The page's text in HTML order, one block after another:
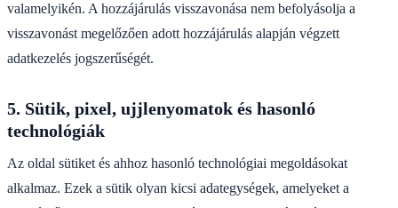
valamelyikén. A hozzájárulás visszavonása nem befolyásolja a
visszavonást megelőzően adott hozzájárulás alapján végzett
adatkezelés jogszerűségét.​​​​​​​
5. Sütik, pixel, ujjlenyomatok és hasonló
technológiák
Az oldal sütiket és ahhoz hasonló technológiai megoldásokat
alkalmaz. Ezek a sütik olyan kicsi adategységek, amelyeket a